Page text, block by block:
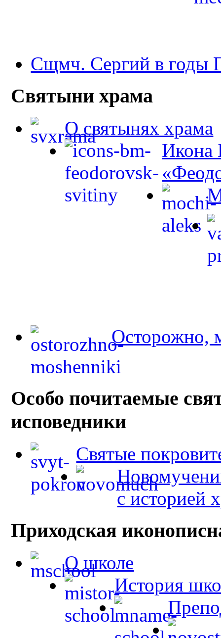
Сщмч. Сергий в годы
Святыни храма
О святынях храма
Икона
Осторожно,
Особо почитаемые
исповедники
Святые
с историей
Приходская
О школе
История